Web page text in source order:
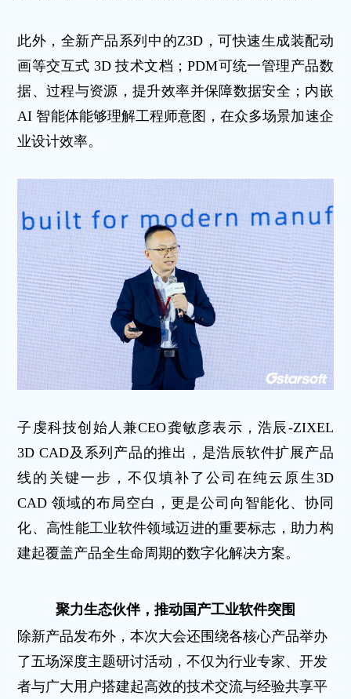
此外，全新产品系列中的Z3D，可快速生成装配动
画等交互式 3D 技术文档；PDM可统一管理产品数
据、过程与资源，提升效率并保障数据安全；内嵌
AI 智能体能够理解工程师意图，在众多场景加速企
业设计效率。
子虔科技创始人兼CEO龚敏彦表示，浩辰-ZIXEL
3D CAD及系列产品的推出，是浩辰软件扩展产品
线的关键一步，不仅填补了公司在纯云原生3D
CAD 领域的布局空白，更是公司向智能化、协同
化、高性能工业软件领域迈进的重要标志，助力构
建起覆盖产品全生命周期的数字化解决方案。
聚力生态伙伴，推动国产工业软件突围
除新产品发布外，本次大会还围绕各核心产品举办
了五场深度主题研讨活动，不仅为行业专家、开发
者与广大用户搭建起高效的技术交流与经验共享平